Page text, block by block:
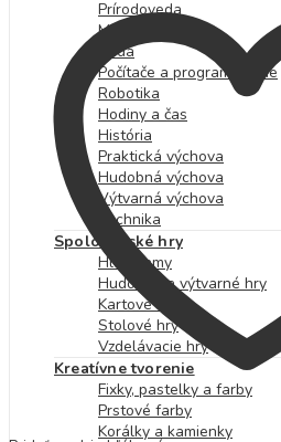
Prírodoveda
Mikroskopy
Veda
Počítače a programovanie
Robotika
Hodiny a čas
História
Praktická výchova
Hudobná výchova
Výtvarná výchova
Technika
Spoločenské hry
Hlavolamy
Hudobné a výtvarné hry
Kartové hry
Stolové hry
Vzdelávacie hry
Kreatívne tvorenie
Fixky, pastelky a farby
Prstové farby
Korálky a kamienky